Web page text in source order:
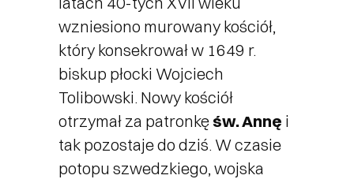
wzniesiono murowany kościół,
który konsekrował w 1649 r.
biskup płocki Wojciech
Tolibowski. Nowy kościół
otrzymał za patronkęśw. Annę i
tak pozostaje do dziś. W czasie
potopu szwedzkiego, wojska